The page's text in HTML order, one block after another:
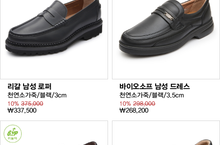
리갈 남성 로퍼
천연소가죽/블랙/3cm
10% 375,000
₩337,500
바이오소프 남성 드레스
천연소가죽/블랙/3.5cm
10%298,000
₩268,200